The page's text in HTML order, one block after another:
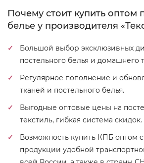
Почему стоит купить оптом
белье у производителя
Большой выбор эксклюзивных
постельного белья и домашнего
Регулярное пополнение и
тканей и постельного белья.
Выгодные оптовые цены на
текстиль, гибкая система скидок.
Возможность купить КПБ оптом
продукции удобной